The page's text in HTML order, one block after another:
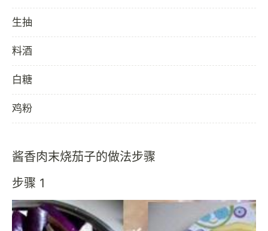
生抽
料酒
白糖
鸡粉
酱香肉末烧茄子的做法步骤
步骤 1